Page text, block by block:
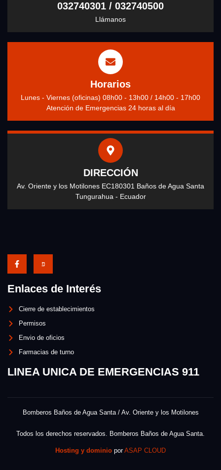
032740301 / 032740500
Llámanos
Horarios
Lunes - Viernes (oficinas) 08h00 - 13h00 / 14h00 - 17h00
Atención de Emergencias 24 horas al día
DIRECCIÓN
Av. Oriente y los Motilones EC180301 Baños de Agua Santa
Tungurahua - Ecuador
Enlaces de Interés
Cierre de establecimientos
Permisos
Envio de oficios
Farmacias de turno
LINEA UNICA DE EMERGENCIAS 911
Bomberos Baños de Agua Santa / Av. Oriente y los Motilones
Todos los derechos reservados. Bomberos Baños de Agua Santa.
Hosting y dominio porASAP CLOUD